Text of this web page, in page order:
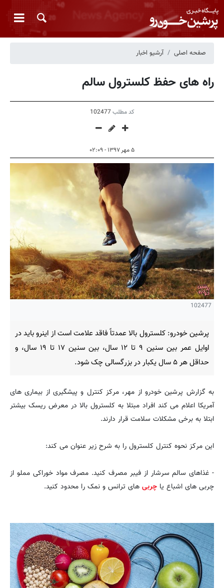
صفحه اصلی آرشیو اخبار
راه های حفظ کلسترول سالم
کد مطلب 102477
۵ مهر ۱۳۹۷ - ۰۲:۰۹
102477
پرشین خودرو: کلسترول بالا عمدتاً فاقد علامت است از اینرو باید در
اوایل عمر بین سنین ۹ تا ۱۲ سال، بین سنین ۱۷ تا ۱۹ سال، و
حداقل هر ۵ سال یکبار در بزرگسالی چک شود.
به گزارش پرشین خودرو از مهر، مرکز کنترل و پیشگیری از بیماری های
آمریکا اعلام می کند افراد مبتلا به کلسترول بالا در معرض ریسک بیشتر
ابتلا به برخی مشکلات سلامت قرار دارند.
این مرکز نحوه کنترل کلسترول را به شرح زیر عنوان می کند:
- غذاهای سالم سرشار از فیبر مصرف کنید. مصرف مواد خوراکی مملو از
چربی های اشباع یا چربی های ترانس و نمک را محدود کنید.